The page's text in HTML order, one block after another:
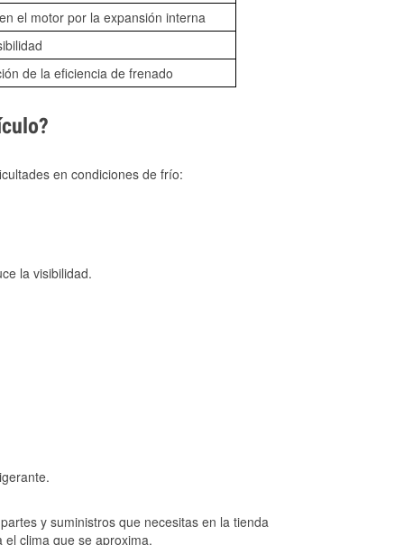
el motor por la expansión interna
de la eficiencia de frenado
en condiciones de frío:
la visibilidad.
y suministros que necesitas en la tienda
clima que se aproxima.